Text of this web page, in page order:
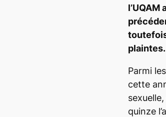
l’UQAM
plaintes.
Parmi
cette
quinze